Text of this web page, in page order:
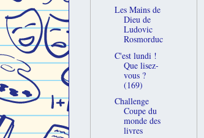
Les Mains de
Dieu de
Ludovic
Rosmorduc
C'est lundi !
Que lisez-
vous ?
(169)
Challenge
Coupe du
monde des
livres